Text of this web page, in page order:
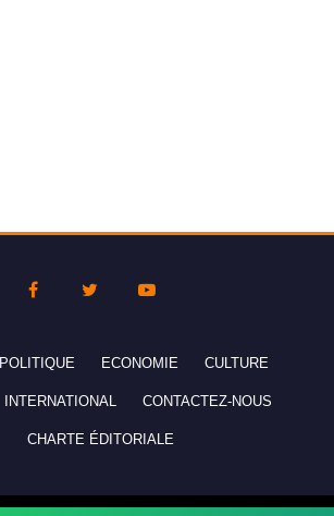
POLITIQUE ECONOMIE CULTURE
INTERNATIONAL CONTACTEZ-NOUS
CHARTE ÉDITORIALE